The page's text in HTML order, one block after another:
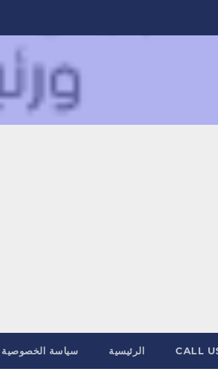
الرئيسية سياسة الخصوصية